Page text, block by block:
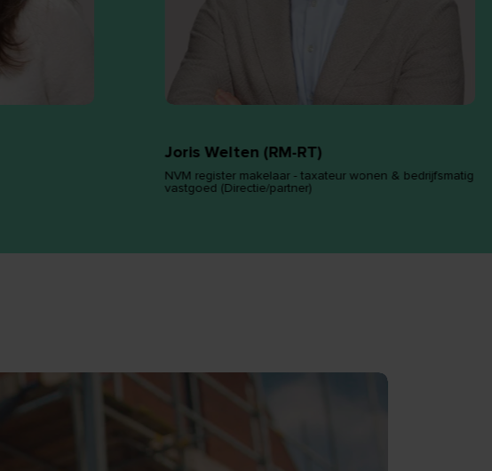
Joris Welten (RM-RT)
NVM register makelaar - taxateur wonen & bedrijfsmatig
vastgoed (Directie/partner)